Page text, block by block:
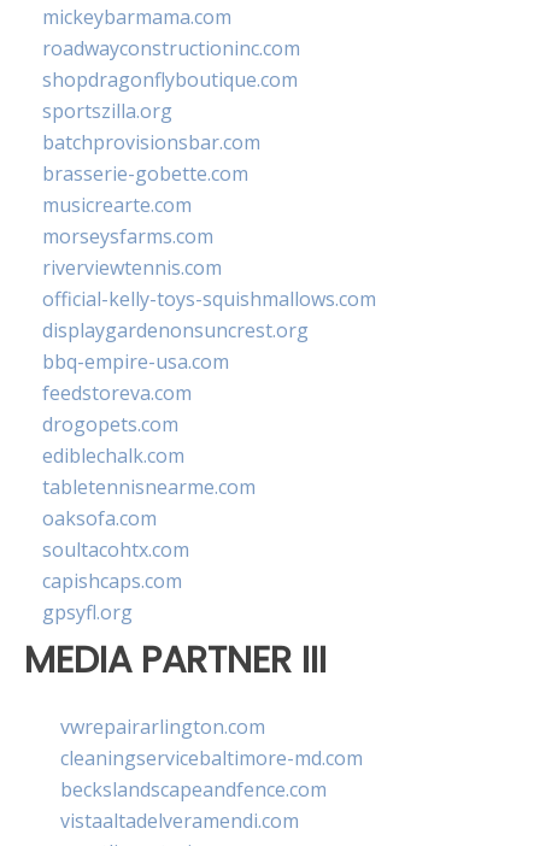
mickeybarmama.com
roadwayconstructioninc.com
shopdragonflyboutique.com
sportszilla.org
batchprovisionsbar.com
brasserie-gobette.com
musicrearte.com
morseysfarms.com
riverviewtennis.com
official-kelly-toys-squishmallows.com
displaygardenonsuncrest.org
bbq-empire-usa.com
feedstoreva.com
drogopets.com
ediblechalk.com
tabletennisnearme.com
oaksofa.com
soultacohtx.com
capishcaps.com
gpsyfl.org
MEDIA PARTNER III
vwrepairarlington.com
cleaningservicebaltimore-md.com
beckslandscapeandfence.com
vistaaltadelveramendi.com